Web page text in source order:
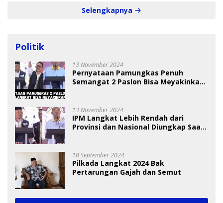
Selengkapnya
Politik
13 November 2024
Pernyataan Pamungkas Penuh
Semangat 2 Paslon Bisa Meyakinkan
13 November 2024
IPM Langkat Lebih Rendah dari
Provinsi dan Nasional Diungkap Saat
10 September 2024
Pilkada Langkat 2024 Bak
Pertarungan Gajah dan Semut